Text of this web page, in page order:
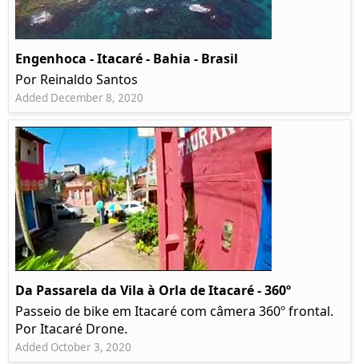
Engenhoca - Itacaré - Bahia - Brasil
Por Reinaldo Santos
Added December 8, 2020
Da Passarela da Vila à Orla de Itacaré - 360º
Passeio de bike em Itacaré com câmera 360º frontal.
Por Itacaré Drone.
Added October 3, 2020